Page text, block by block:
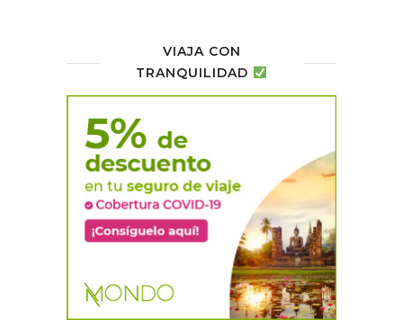
VIAJA CON
TRANQUILIDAD